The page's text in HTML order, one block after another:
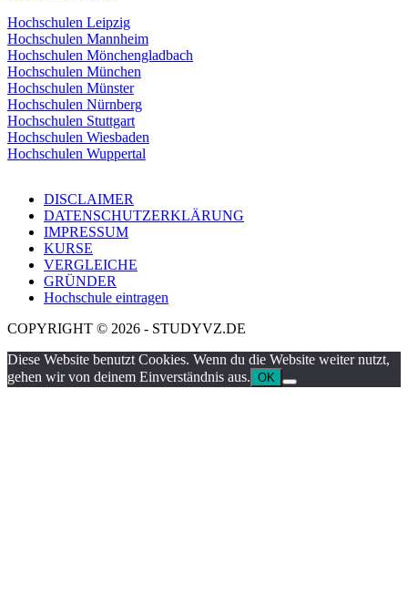
Hochschulen Leipzig
Hochschulen Mannheim
Hochschulen Mönchengladbach
Hochschulen München
Hochschulen Münster
Hochschulen Nürnberg
Hochschulen Stuttgart
Hochschulen Wiesbaden
Hochschulen Wuppertal
DISCLAIMER
DATENSCHUTZERKLÄRUNG
IMPRESSUM
KURSE
VERGLEICHE
GRÜNDER
Hochschule eintragen
COPYRIGHT © 2026 - STUDYVZ.DE
Diese Website benutzt Cookies. Wenn du die Website weiter nutzt,
gehen wir von deinem Einverständnis aus. OK